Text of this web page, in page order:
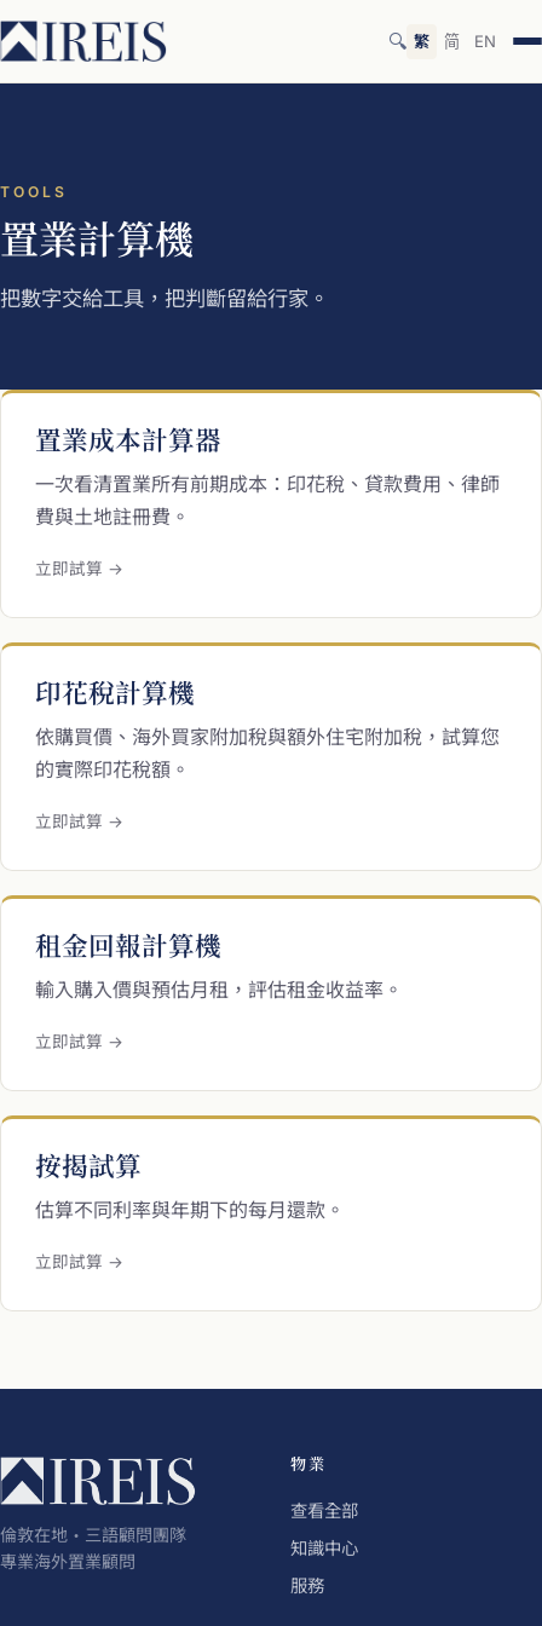
🔍 繁 简 EN
TOOLS
置業計算機
把數字交給工具，把判斷留給行家。
置業成本計算器
一次看清置業所有前期成本：印花稅、貸款費用、律師
費與土地註冊費。
立即試算 →
印花稅計算機
依購買價、海外買家附加稅與額外住宅附加稅，試算您
的實際印花稅額。
立即試算 →
租金回報計算機
輸入購入價與預估月租，評估租金收益率。
立即試算 →
按揭試算
估算不同利率與年期下的每月還款。
立即試算 →
倫敦在地・三語顧問團隊
專業海外置業顧問
物業
查看全部
知識中心
服務